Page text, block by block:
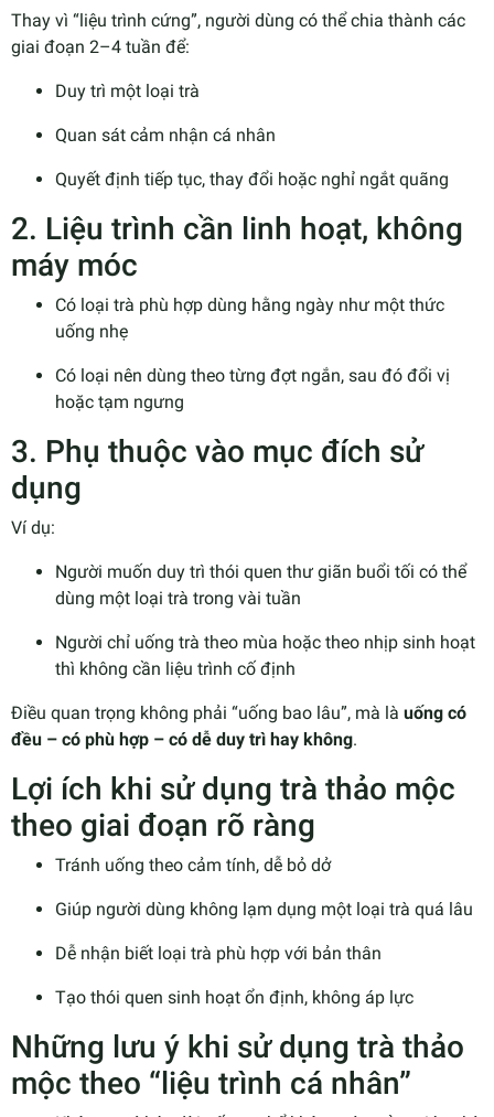
Thay vì “liệu trình cứng”, người dùng có thể chia thành các
giai đoạn 2–4 tuần để:
Duy trì một loại trà
Quan sát cảm nhận cá nhân
Quyết định tiếp tục, thay đổi hoặc nghỉ ngắt quãng
2. Liệu trình cần linh hoạt, không
máy móc
Có loại trà phù hợp dùng hằng ngày như một thức
uống nhẹ
Có loại nên dùng theo từng đợt ngắn, sau đó đổi vị
hoặc tạm ngưng
3. Phụ thuộc vào mục đích sử
dụng
Ví dụ:
Người muốn duy trì thói quen thư giãn buổi tối có thể
dùng một loại trà trong vài tuần
Người chỉ uống trà theo mùa hoặc theo nhịp sinh hoạt
thì không cần liệu trình cố định
Điều quan trọng không phải “uống bao lâu”, mà là uống có
đều – có phù hợp – có dễ duy trì hay không.
Lợi ích khi sử dụng trà thảo mộc
theo giai đoạn rõ ràng
Tránh uống theo cảm tính, dễ bỏ dở
Giúp người dùng không lạm dụng một loại trà quá lâu
Dễ nhận biết loại trà phù hợp với bản thân
Tạo thói quen sinh hoạt ổn định, không áp lực
Những lưu ý khi sử dụng trà thảo
mộc theo “liệu trình cá nhân”